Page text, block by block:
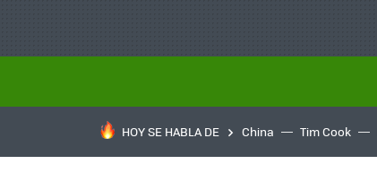
HOY SE HABLA DE China Tim Cook